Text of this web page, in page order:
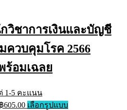
วิชาการเงินและบัญชี
ควบคุมโรค 2566
ร้อมเฉลย
1-5 คะแนน
฿605.00 เลือกรูปแบบ